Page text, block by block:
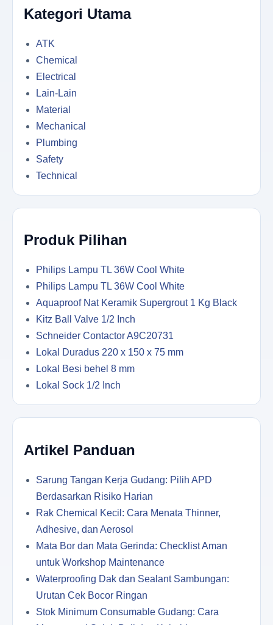
Kategori Utama
ATK
Chemical
Electrical
Lain-Lain
Material
Mechanical
Plumbing
Safety
Technical
Produk Pilihan
Philips Lampu TL 36W Cool White
Philips Lampu TL 36W Cool White
Aquaproof Nat Keramik Supergrout 1 Kg Black
Kitz Ball Valve 1/2 Inch
Schneider Contactor A9C20731
Lokal Duradus 220 x 150 x 75 mm
Lokal Besi behel 8 mm
Lokal Sock 1/2 Inch
Artikel Panduan
Sarung Tangan Kerja Gudang: Pilih APD
Berdasarkan Risiko Harian
Rak Chemical Kecil: Cara Menata Thinner,
Adhesive, dan Aerosol
Mata Bor dan Mata Gerinda: Checklist Aman
untuk Workshop Maintenance
Waterproofing Dak dan Sealant Sambungan:
Urutan Cek Bocor Ringan
Stok Minimum Consumable Gudang: Cara